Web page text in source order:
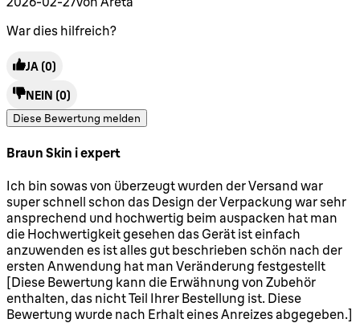
War dies hilfreich?
JA (0)
NEIN (0)
Diese Bewertung melden
Braun Skin i expert
5 Sterne von maximal 5
Ich bin sowas von überzeugt wurden der Versand war
super schnell schon das Design der Verpackung war sehr
ansprechend und hochwertig beim auspacken hat man
die Hochwertigkeit gesehen das Gerät ist einfach
anzuwenden es ist alles gut beschrieben schön nach der
ersten Anwendung hat man Veränderung festgestellt
[Diese Bewertung kann die Erwähnung von Zubehör
enthalten, das nicht Teil Ihrer Bestellung ist. Diese
Bewertung wurde nach Erhalt eines Anreizes abgegeben.]